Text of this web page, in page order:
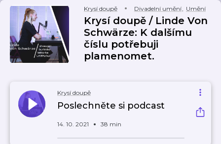
Krysí doupě Divadelní umění, Umění
Krysí doupě / Linde Von
Schwärze: K dalšímu
číslu potřebuji
plamenomet.
Krysí doupě
Poslechněte si podcast
14. 10. 2021 38 min